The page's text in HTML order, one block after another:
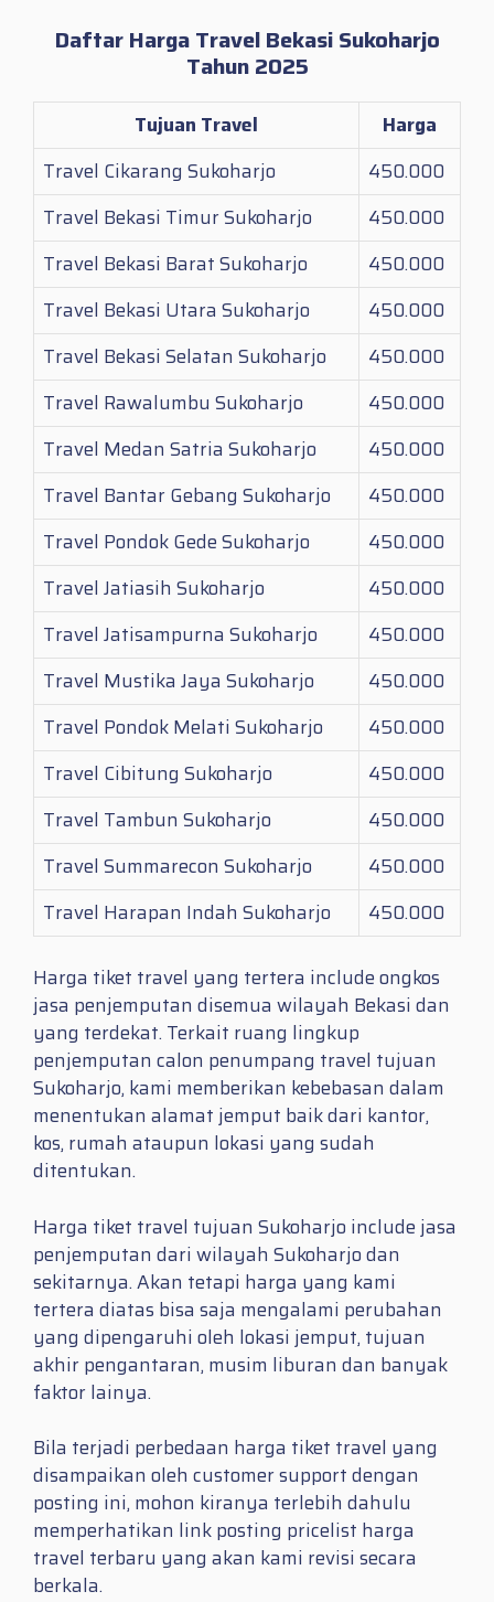
Daftar Harga Travel Bekasi Sukoharjo
Tahun 2025
Tujuan Travel
Harga
Travel Cikarang Sukoharjo
450.000
Travel Bekasi Timur Sukoharjo
450.000
Travel Bekasi Barat Sukoharjo
450.000
Travel Bekasi Utara Sukoharjo
450.000
Travel Bekasi Selatan Sukoharjo
450.000
Travel Rawalumbu Sukoharjo
450.000
Travel Medan Satria Sukoharjo
450.000
Travel Bantar Gebang Sukoharjo
450.000
Travel Pondok Gede Sukoharjo
450.000
Travel Jatiasih Sukoharjo
450.000
Travel Jatisampurna Sukoharjo
450.000
Travel Mustika Jaya Sukoharjo
450.000
Travel Pondok Melati Sukoharjo
450.000
Travel Cibitung Sukoharjo
450.000
Travel Tambun Sukoharjo
450.000
Travel Summarecon Sukoharjo
450.000
Travel Harapan Indah Sukoharjo
450.000
Harga tiket travel yang tertera include ongkos
jasa penjemputan disemua wilayah Bekasi dan
yang terdekat. Terkait ruang lingkup
penjemputan calon penumpang travel tujuan
Sukoharjo, kami memberikan kebebasan dalam
menentukan alamat jemput baik dari kantor,
kos, rumah ataupun lokasi yang sudah
ditentukan.
Harga tiket travel tujuan Sukoharjo include jasa
penjemputan dari wilayah Sukoharjo dan
sekitarnya. Akan tetapi harga yang kami
tertera diatas bisa saja mengalami perubahan
yang dipengaruhi oleh lokasi jemput, tujuan
akhir pengantaran, musim liburan dan banyak
faktor lainya.
Bila terjadi perbedaan harga tiket travel yang
disampaikan oleh customer support dengan
posting ini, mohon kiranya terlebih dahulu
memperhatikan link posting pricelist harga
travel terbaru yang akan kami revisi secara
berkala.